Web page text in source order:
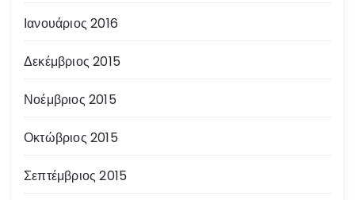
Ιανουάριος 2016
Δεκέμβριος 2015
Νοέμβριος 2015
Οκτώβριος 2015
Σεπτέμβριος 2015